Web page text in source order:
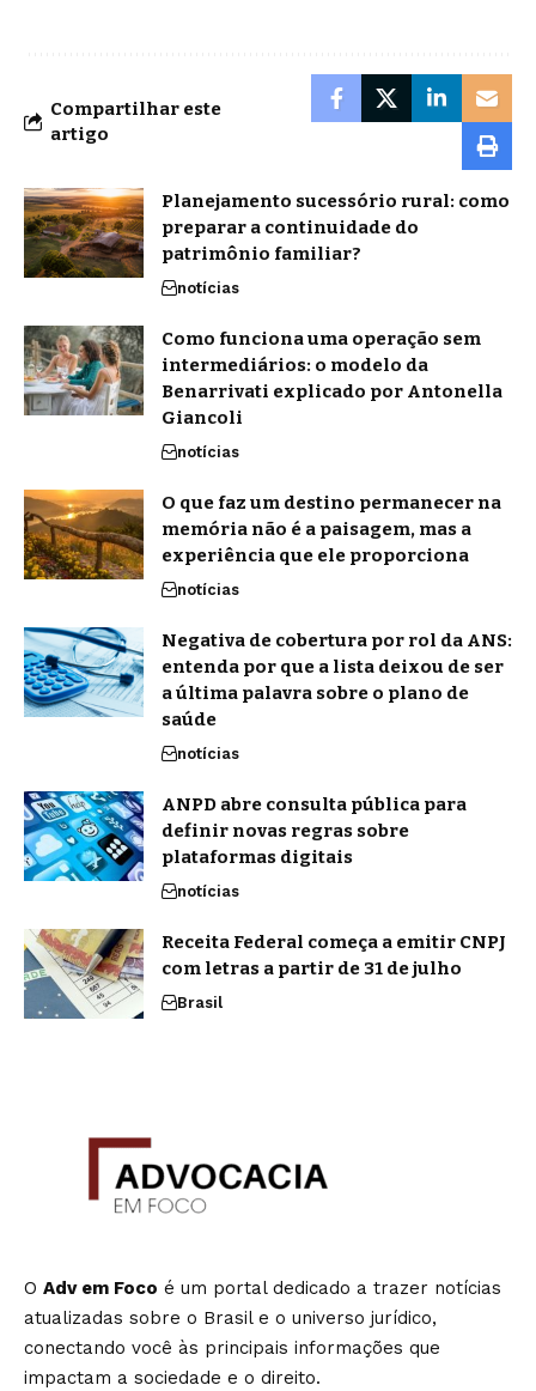
Compartilhar este
artigo
Planejamento sucessório rural: como
preparar a continuidade do
patrimônio familiar?
notícias
Como funciona uma operação sem
intermediários: o modelo da
Benarrivati explicado por Antonella
Giancoli
notícias
O que faz um destino permanecer na
memória não é a paisagem, mas a
experiência que ele proporciona
notícias
Negativa de cobertura por rol da ANS:
entenda por que a lista deixou de ser
a última palavra sobre o plano de
saúde
notícias
ANPD abre consulta pública para
definir novas regras sobre
plataformas digitais
notícias
Receita Federal começa a emitir CNPJ
com letras a partir de 31 de julho
Brasil
O Adv em Foco é um portal dedicado a trazer notícias
atualizadas sobre o Brasil e o universo jurídico,
conectando você às principais informações que
impactam a sociedade e o direito.